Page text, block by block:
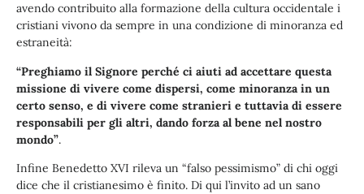
avendo contribuito alla formazione della cultura occidentale i
cristiani vivono da sempre in una condizione di minoranza ed
estraneità:
“Preghiamo il Signore perché ci aiuti ad accettare questa
missione di vivere come dispersi, come minoranza in un
certo senso, e di vivere come stranieri e tuttavia di essere
responsabili per gli altri, dando forza al bene nel nostro
mondo”.
Infine Benedetto XVI rileva un “falso pessimismo” di chi oggi
dice che il cristianesimo è finito. Di qui l’invito ad un sano